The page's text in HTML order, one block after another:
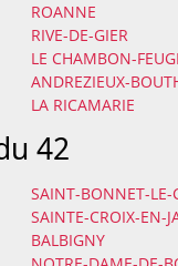
ROANNE
RIVE-DE-GIER
LE CHAMBON-
ANDREZIEUX-
LA RICAMARIE
42
SAINT-BONNET-LE-
SAINTE-CROIX-EN-
BALBIGNY